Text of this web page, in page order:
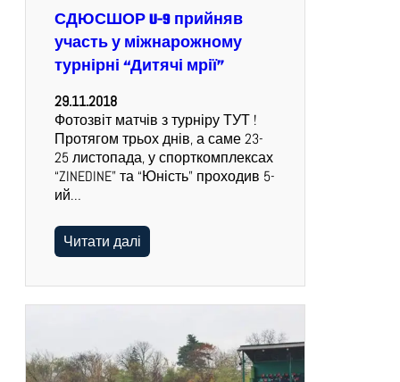
СДЮСШОР U-9 прийняв
участь у міжнарожному
турнірні “Дитячі мрії”
29.11.2018
Фотозвіт матчів з турніру ТУТ !
Протягом трьох днів, а саме 23-
25 листопада, у спорткомплексах
“ZINEDINE” та “Юність” проходив 5-
ий…
Читати далі